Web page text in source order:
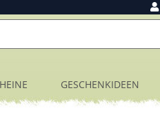
GESCHENKIDEEN